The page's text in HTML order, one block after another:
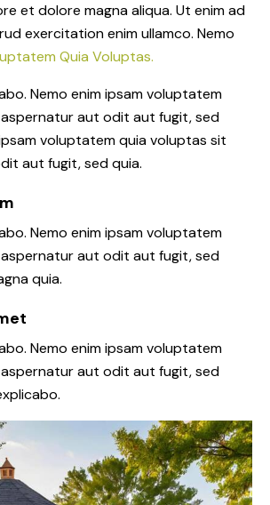
et dolore magna aliqua. Ut enim ad
exercitation enim ullamco. Nemo
Quia Voluptas.
Nemo enim ipsam voluptatem
aut odit aut fugit, sed
voluptatem quia voluptas sit
aut fugit, sed quia.
Nemo enim ipsam voluptatem
aut odit aut fugit, sed
quia.
Nemo enim ipsam voluptatem
aut odit aut fugit, sed